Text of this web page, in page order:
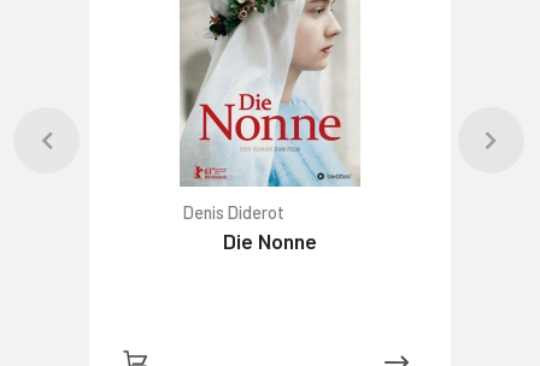
Denis Diderot
Die Nonne